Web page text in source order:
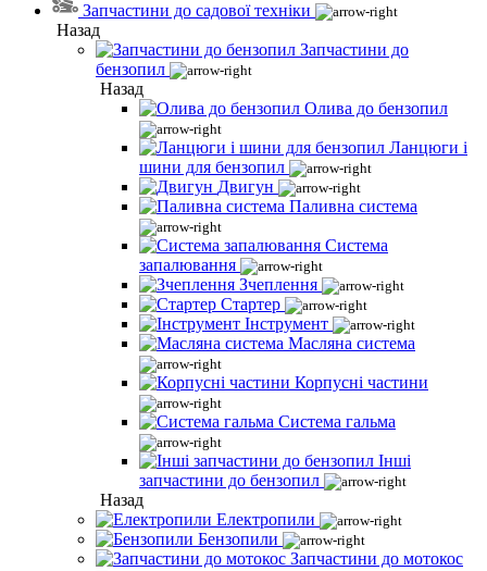
Запчастини до садової техніки
Назад
Запчастини до
бензопил
Назад
Олива до бензопил
Ланцюги і
шини для бензопил
Двигун
Паливна система
Система
запалювання
Зчеплення
Стартер
Інструмент
Масляна система
Корпусні частини
Система гальма
Інші
запчастини до бензопил
Назад
Електропили
Бензопили
Запчастини до мотокос